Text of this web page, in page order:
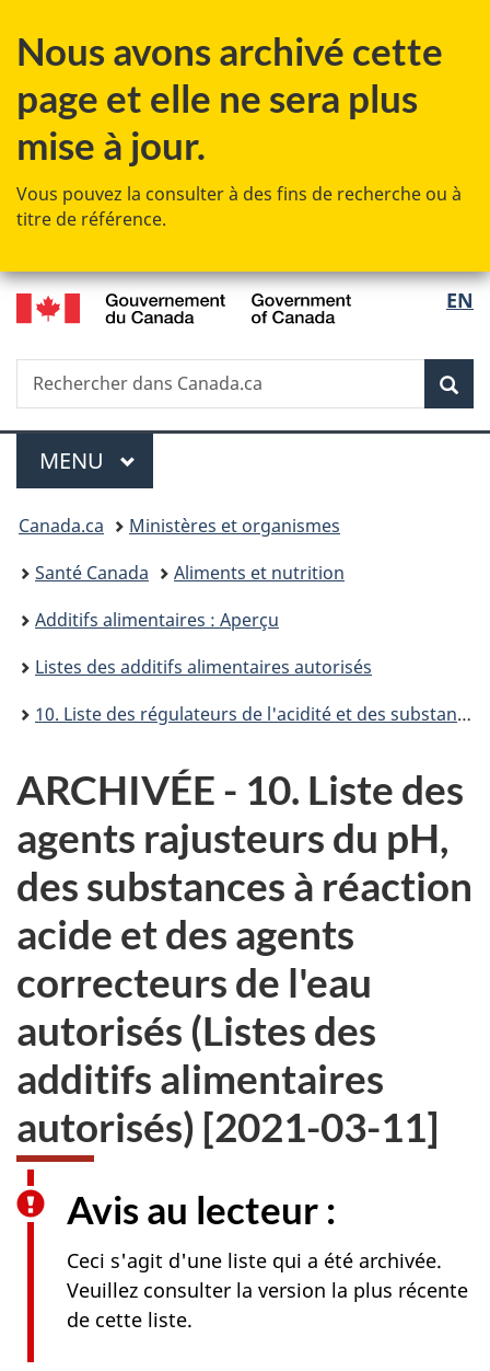
au
principal
à
Au
»
à
version
Nous avons archivé cette
page et elle ne sera plus
mise à jour.
Vous pouvez la consulter à des fins de recherche ou à
titre de référence.
de
la
EN
Recherche
Rechercher
dans
Menu
MENU PRINCIPAL
Vous
êtes
ici :
Canada.ca
Ministères et organismes
Santé Canada
Aliments et nutrition
Additifs alimentaires : Aperçu
Listes des additifs alimentaires autorisés
10. Liste des régulateurs de l'acidité et des substances à réaction acide autorisés (Listes des additifs alimentaires autorisés)
ARCHIVÉE - 10. Liste des
agents rajusteurs du pH,
des substances à réaction
acide et des agents
correcteurs de l'eau
autorisés (Listes des
additifs alimentaires
autorisés) [2021-03-11]
Avis au lecteur :
Ceci s'agit d'une liste qui a été archivée.
Veuillez consulter la version la plus récente
de cette liste.